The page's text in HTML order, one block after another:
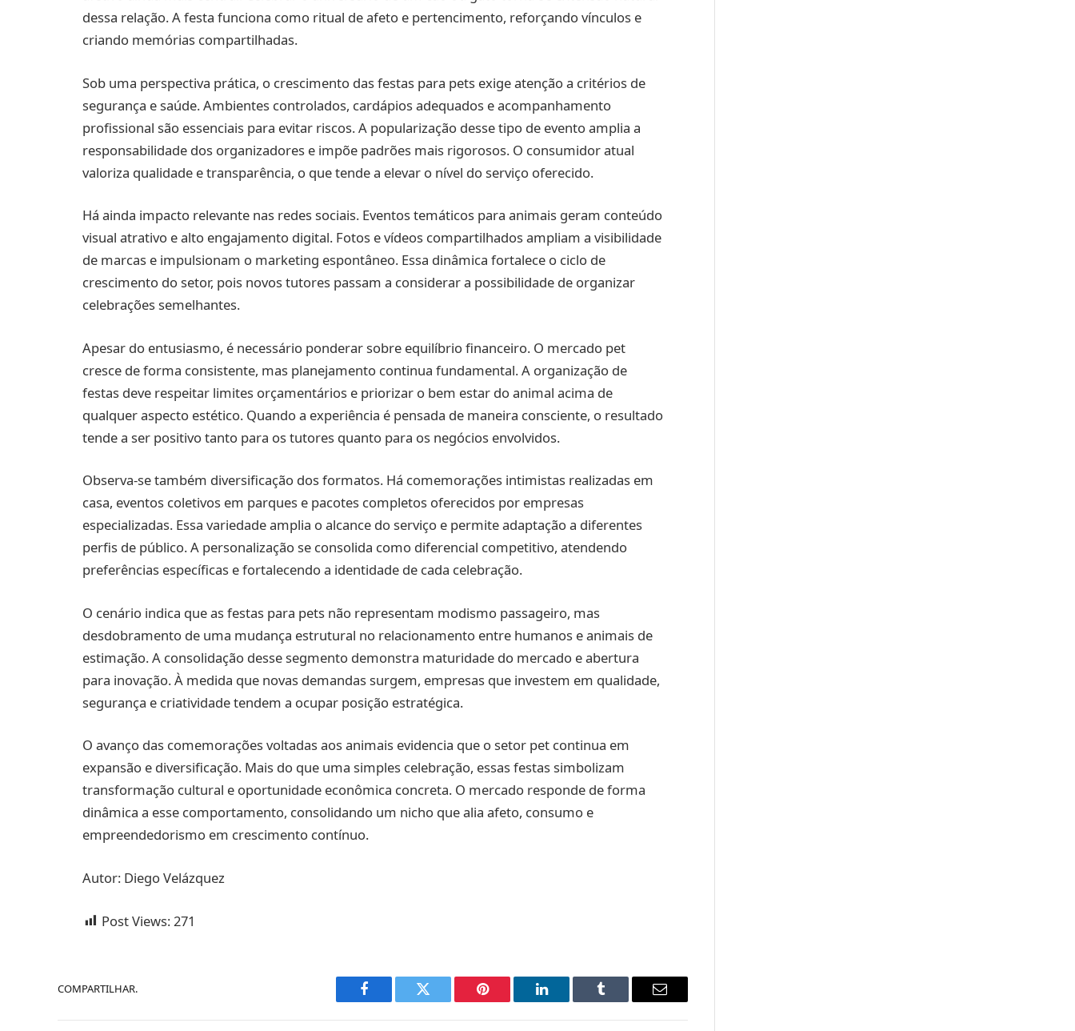
dessa relação. A festa funciona como ritual de afeto e pertencimento, reforçando vínculos e
criando memórias compartilhadas.
Sob uma perspectiva prática, o crescimento das festas para pets exige atenção a critérios de
segurança e saúde. Ambientes controlados, cardápios adequados e acompanhamento
profissional são essenciais para evitar riscos. A popularização desse tipo de evento amplia a
responsabilidade dos organizadores e impõe padrões mais rigorosos. O consumidor atual
valoriza qualidade e transparência, o que tende a elevar o nível do serviço oferecido.
Há ainda impacto relevante nas redes sociais. Eventos temáticos para animais geram conteúdo
visual atrativo e alto engajamento digital. Fotos e vídeos compartilhados ampliam a visibilidade
de marcas e impulsionam o marketing espontâneo. Essa dinâmica fortalece o ciclo de
crescimento do setor, pois novos tutores passam a considerar a possibilidade de organizar
celebrações semelhantes.
Apesar do entusiasmo, é necessário ponderar sobre equilíbrio financeiro. O mercado pet
cresce de forma consistente, mas planejamento continua fundamental. A organização de
festas deve respeitar limites orçamentários e priorizar o bem estar do animal acima de
qualquer aspecto estético. Quando a experiência é pensada de maneira consciente, o resultado
tende a ser positivo tanto para os tutores quanto para os negócios envolvidos.
Observa-se também diversificação dos formatos. Há comemorações intimistas realizadas em
casa, eventos coletivos em parques e pacotes completos oferecidos por empresas
especializadas. Essa variedade amplia o alcance do serviço e permite adaptação a diferentes
perfis de público. A personalização se consolida como diferencial competitivo, atendendo
preferências específicas e fortalecendo a identidade de cada celebração.
O cenário indica que as festas para pets não representam modismo passageiro, mas
desdobramento de uma mudança estrutural no relacionamento entre humanos e animais de
estimação. A consolidação desse segmento demonstra maturidade do mercado e abertura
para inovação. À medida que novas demandas surgem, empresas que investem em qualidade,
segurança e criatividade tendem a ocupar posição estratégica.
O avanço das comemorações voltadas aos animais evidencia que o setor pet continua em
expansão e diversificação. Mais do que uma simples celebração, essas festas simbolizam
transformação cultural e oportunidade econômica concreta. O mercado responde de forma
dinâmica a esse comportamento, consolidando um nicho que alia afeto, consumo e
empreendedorismo em crescimento contínuo.
Autor: Diego Velázquez
Post Views: 271
COMPARTILHAR.
Facebook Twitter Pinterest LinkedIn Tumblr Email